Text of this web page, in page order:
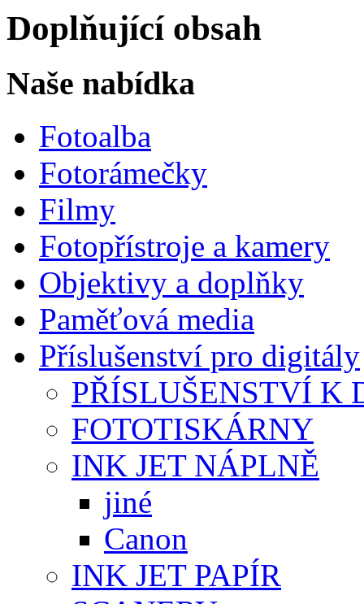
Doplňující obsah
Naše nabídka
Fotoalba
Fotorámečky
Filmy
Fotopřístroje a kamery
Objektivy a doplňky
Paměťová media
Příslušenství pro digitály
PŘÍSLUŠENSTVÍ K
FOTOTISKÁRNY
INK JET NÁPLNĚ
jiné
Canon
INK JET PAPÍR